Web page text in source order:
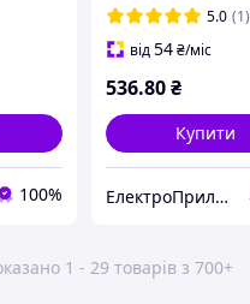
100%
5.0 (1)
від54₴/міс
536.80₴
Купити
ЕлектроПриладТехСервіс
1 - 29 товарів з 700+